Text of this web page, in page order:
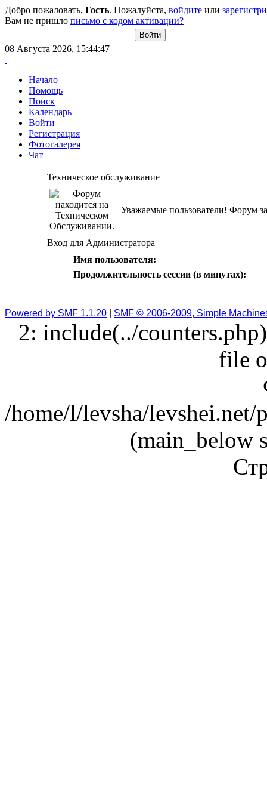
Добро пожаловать, Гость. Пожалуйста, войдите или
Вам не пришло письмо с кодом активации?
08 Августа 2026, 15:44:47
Начало
Помощь
Поиск
Календарь
Войти
Регистрация
Фотогалерея
Чат
Техническое обслуживание
Уважаемые пользователи! Форум
Вход для Администратора
Имя пользователя:
Продолжительность сессии (в минутах):
Powered by SMF 1.1.20 SMF © 2006-2009, Simple
2: include(../
file
/home/l/levsha/
(main_below